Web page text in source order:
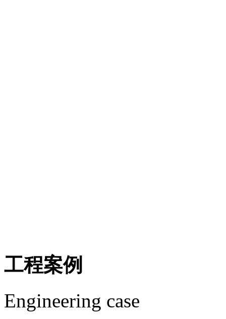
工程案例
Engineering case